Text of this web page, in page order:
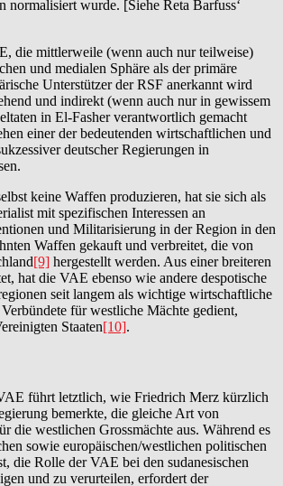
normalisiert wurde. [Siehe Reta Barfuss‘
die mittlerweile (wenn auch nur teilweise)
und medialen Sphäre als der primäre
Unterstützer der RSF anerkannt wird
und indirekt (wenn auch nur in gewissem
in El-Fasher verantwortlich gemacht
einer der bedeutenden wirtschaftlichen und
deutscher Regierungen in
keine Waffen produzieren, hat sie sich als
mit spezifischen Interessen an
und Militarisierung in der Region in den
Waffen gekauft und verbreitet, die von
[9] hergestellt werden. Aus einer breiteren
hat die VAE ebenso wie andere despotische
seit langem als wichtige wirtschaftliche
für westliche Mächte gedient,
Staaten[10].
führt letztlich, wie Friedrich Merz kürzlich
bemerkte, die gleiche Art von
die westlichen Grossmächte aus. Während es
sowie europäischen/westlichen politischen
die Rolle der VAE bei den sudanesischen
und zu verurteilen, erfordert der